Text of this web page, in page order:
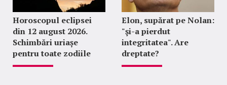
Horoscopul eclipsei
din 12 august 2026.
Schimbări uriașe
pentru toate zodiile
Elon, supărat pe Nolan:
"şi-a pierdut
integritatea". Are
dreptate?